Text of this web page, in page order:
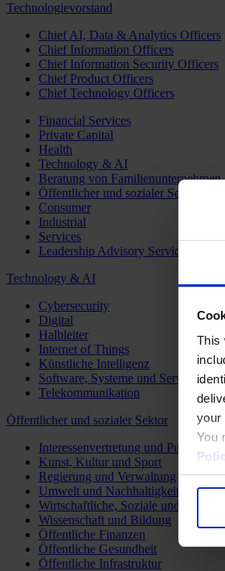
This
your
You
Technologievorstand
Chief AI, Data & Analytics Officers
Chief Information Officers
Chief Information Security Officers
Chief Product Officers
Chief Technology Officers
Financial Services
Private Capital
Health
Technology & AI
Beratung von Familienunternehmen
Öffentlicher und sozialer Sektor
Consumer
Industrial
Services
Leadership Advisory Services
Technology & AI
Cybersecurity
Digital
Halbleiter
Internet of Things
Künstliche Intelligenz
Software, Systeme und Services
Telekommunikation
Öffentlicher und sozialer Sektor
Interessenvertretung und Public
Kunst, Kultur und Sport
Regierung und Verwaltung
Umwelt und Nachhaltigkeit
Wirtschaftliche, Soziale und
Wissenschaft und Bildung
Öffentliche Finanzen
Öffentliche Gesundheit
Öffentliche Infrastruktur